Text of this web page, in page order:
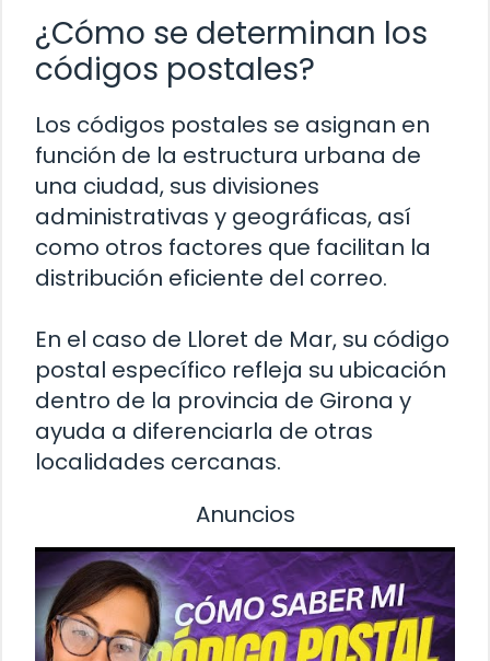
¿Cómo se determinan los
códigos postales?
Los códigos postales se asignan en
función de la estructura urbana de
una ciudad, sus divisiones
administrativas y geográficas, así
como otros factores que facilitan la
distribución eficiente del correo.
En el caso de Lloret de Mar, su código
postal específico refleja su ubicación
dentro de la provincia de Girona y
ayuda a diferenciarla de otras
localidades cercanas.
Anuncios